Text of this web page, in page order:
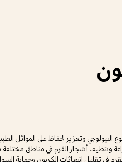
البيولوجي وتعزيز الحفاظ على الموائل
وتنظيف أشجار القرم في مناطق مختلفة
في تقليل انبعاثات الكربون وحماية